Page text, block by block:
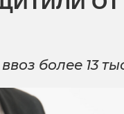
более 13